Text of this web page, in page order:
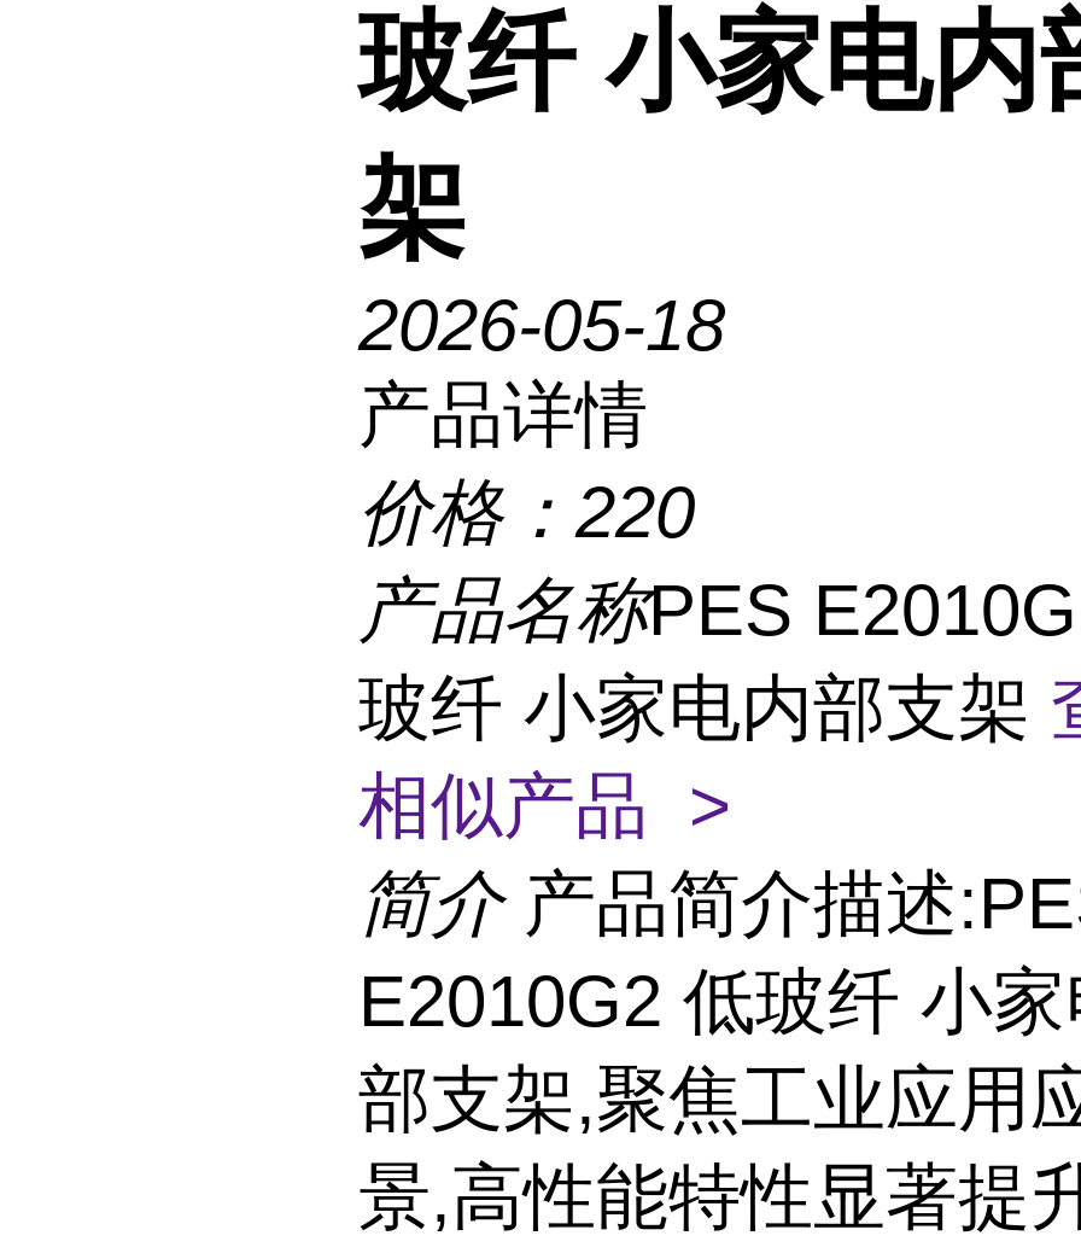
玻纤 小家电内
架
2026-05-18
产品详情
价格： 220
产品名称PES
玻纤 小家电内部支架
相似产品 >
简介 产品简介描述
E2010G2 低玻纤 小
部支架,聚焦工业应用
景,高性能特性显著提